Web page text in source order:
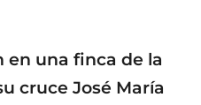
en una finca de la
cruce José María